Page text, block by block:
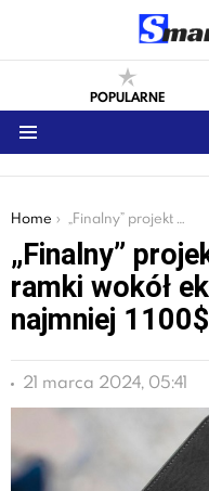
POPULARNE
You are here:
Home „Finalny” projekt iPhone 8. 4 mm ramki wokół ekran, cena co najmniej 1100$
„Finalny”
ramki wokół
najmniej 1100$
21 marca 2024, 05:41